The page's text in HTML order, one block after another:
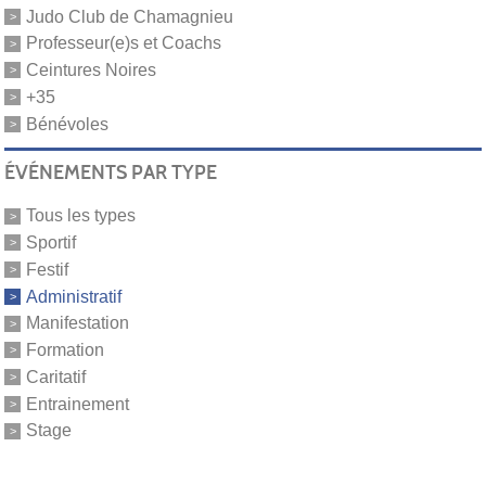
Judo Club de Chamagnieu
Professeur(e)s et Coachs
Ceintures Noires
+35
Bénévoles
ÉVÉNEMENTS PAR TYPE
Tous les types
Sportif
Festif
Administratif
Manifestation
Formation
Caritatif
Entrainement
Stage